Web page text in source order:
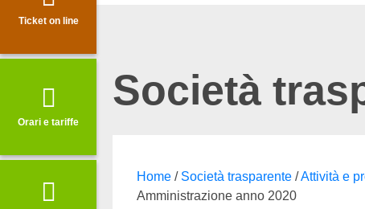
Parchi Val di CorniaSocietà
Home / Società trasparente /Attività e
Amministrazione anno 2020
Ticket on line
Orari e tariffe